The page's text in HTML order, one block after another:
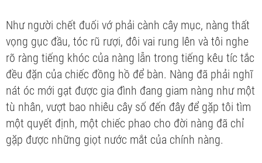
Như người chết đuối vớ phải cành cây mục, nàng thất
vọng gục đầu, tóc rũ rượi, đôi vai rung lên và tôi nghe
rõ ràng tiếng khóc của nàng lẫn trong tiếng kêu tíc tắc
đều đặn của chiếc đồng hồ để bàn. Nàng đã phải nghĩ
nát óc mới gạt được gia đình đang giam nàng như một
tù nhân, vượt bao nhiêu cây số đến đây để gặp tôi tìm
một quyết định, một chiếc phao cho đời nàng đã chỉ
gặp được những giọt nước mắt của chính nàng.